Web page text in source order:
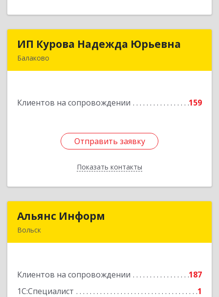
ИП Курова Надежда Юрьевна
Балаково
Клиентов на сопровождении 159
Отправить заявку
Показать контакты
ИП Курова Надежда Юрьевна
Подробнее
Отправить заявку
Назад
Альянс Информ
Вольск
Клиентов на сопровождении
187
1С:Специалист
1
Подробнее